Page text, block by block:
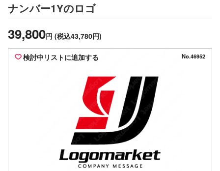
ナンバー1Yのロゴ
39,800円 (税込43,780円)
検討中リストに追加する No.46952